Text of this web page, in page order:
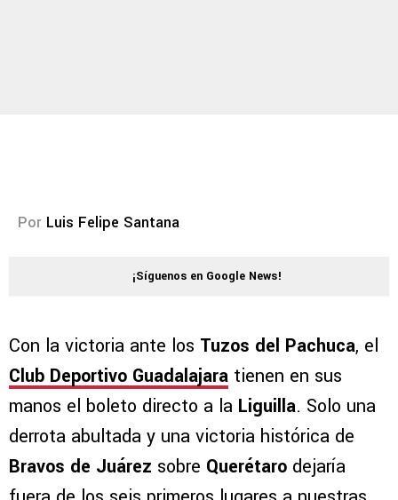
Por Luis Felipe Santana
¡Síguenos en Google News!
Con la victoria ante los Tuzos del Pachuca, el
Club Deportivo Guadalajara tienen en sus
manos el boleto directo a la Liguilla. Solo una
derrota abultada y una victoria histórica de
Bravos de Juárez sobre Querétaro dejaría